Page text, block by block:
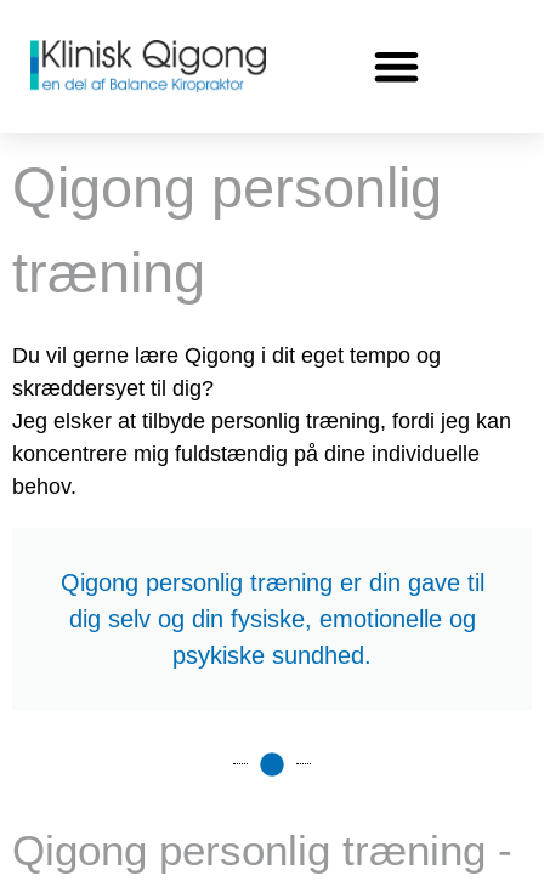
Qigong personlig
træning
Du vil gerne lære Qigong i dit eget tempo og
skræddersyet til dig?
Jeg elsker at tilbyde personlig træning, fordi jeg kan
koncentrere mig fuldstændig på dine individuelle
behov.
Qigong personlig træning er din gave til
dig selv og din fysiske, emotionelle og
psykiske sundhed.
Qigong personlig træning -